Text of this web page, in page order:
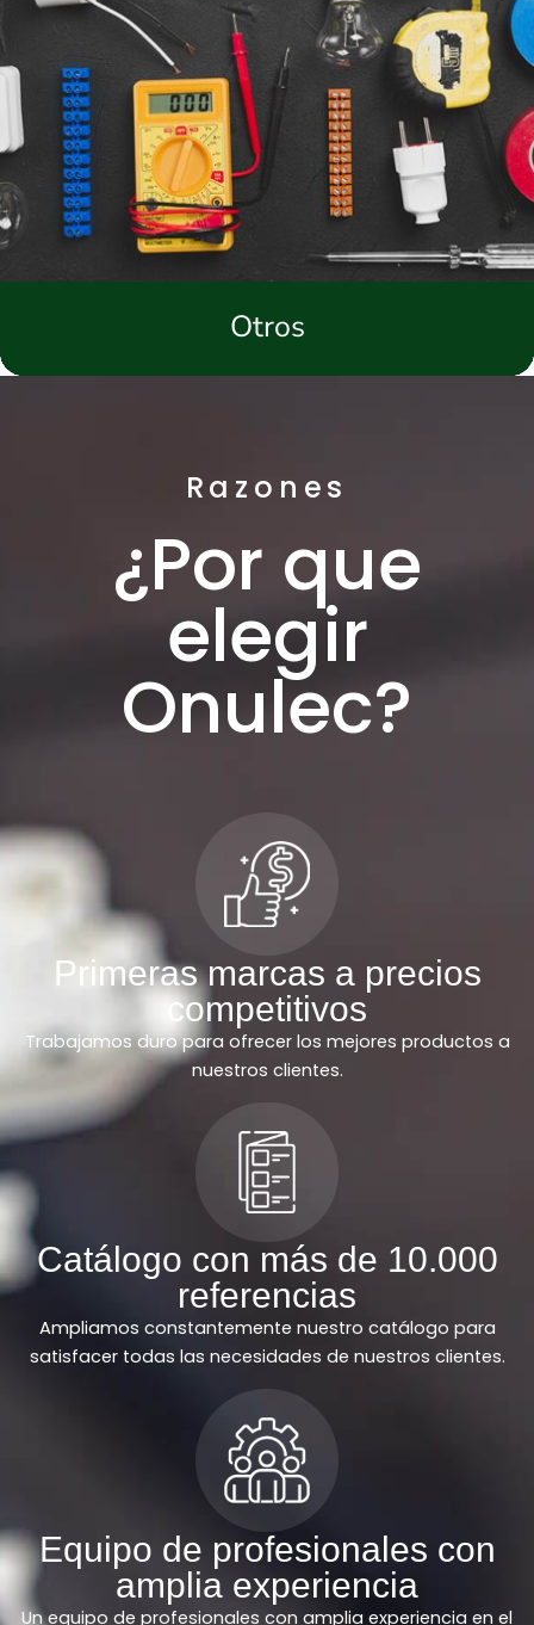
Otros
Razones
¿Por que
elegir
Onulec?
Primeras marcas a precios
competitivos
Trabajamos duro para ofrecer los mejores productos a
nuestros clientes.
Catálogo con más de 10.000
referencias
Ampliamos constantemente nuestro catálogo para
satisfacer todas las necesidades de nuestros clientes.
Equipo de profesionales con
amplia experiencia
Un equipo de profesionales con amplia experiencia en el